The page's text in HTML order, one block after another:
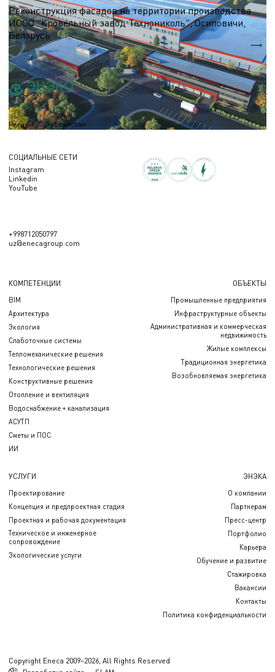
Реконструкция фасадов на территории производства
ИООО "Кровельный завод Технониколь", Осиповичи,
Беларусь
S - 30 000 м.кв.
Регион Узбекистан
СОЦИАЛЬНЫЕ СЕТИ
Instagram
Linkedin
YouTube
+998712050797
uz@enecagroup.com
КОМПЕТЕНЦИИ
BIM
Архитектура
Экология
Слаботочные системы
Тепломеханические решения
Технологические решения
Конструктивные решения
Отопление и вентиляция
Водоснабжение + канализация
АСУТП
Сметы и ПОС
ИИ
ОБЪЕКТЫ
Промышленные предприятия
Инфраструктурные объекты
Административная и коммерческая
недвижимость
Жилые комплексы
Традиционная энергетика
Возобновляемая энергетика
УСЛУГИ
Проектирование
Концепция и предпроектная стадия
Проектная и рабочая документация
Техническое и инженерное
сопровождение
Экологические услуги
ЭНЭКА
О компании
Партнерам
Пресс-центр
Портфолио
Карьера
Обучение и развитие
Стажировка
Вакансии
Контакты
Политика конфиденциальности
Copyright Eneca 2009–2026, All Rights Reserved